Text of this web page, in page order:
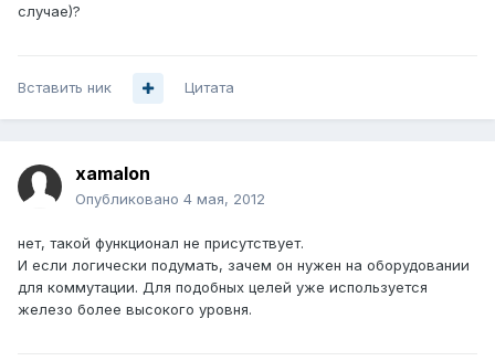
случае)?
Вставить ник Цитата
xamalon
Опубликовано 4 мая, 2012
нет, такой функционал не присутствует.
И если логически подумать, зачем он нужен на оборудовании
для коммутации. Для подобных целей уже используется
железо более высокого уровня.